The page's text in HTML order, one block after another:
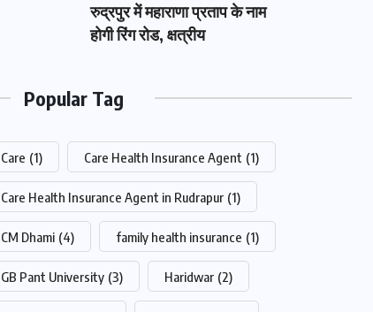
रुद्रपुर में महाराणा प्रताप के नाम
होगी रिंग रोड, क्षत्रीय
Popular Tag
Care (1) Care Health Insurance Agent (1)
Care Health Insurance Agent in Rudrapur (1)
CM Dhami (4) family health insurance (1)
GB Pant University (3) Haridwar (2)